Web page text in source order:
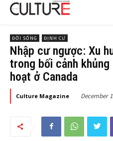
ĐỜI SỐNG ĐỊNH CƯ
Nhập cư ngược: Xu
trong bối cảnh
hoạt ở Canada
Culture Magazine December